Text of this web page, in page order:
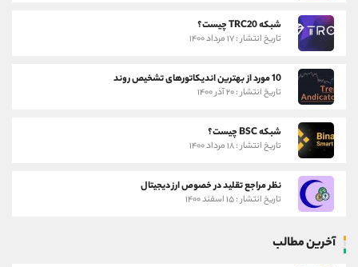
شبکه TRC20 چیست؟
تاریخ انتشار : ۱۷ مرداد ۱۴۰۰
10 مورد از بهترین اندیکاتورهای تشخیص روند
تاریخ انتشار : ۲۰ آذر ۱۴۰۰
شبکه BSC چیست؟
تاریخ انتشار : ۱۸ مرداد ۱۴۰۰
نظر مراجع تقلید در خصوص ارز دیجیتال
تاریخ انتشار : ۱۵ اسفند ۱۴۰۰
آخرین مطالب